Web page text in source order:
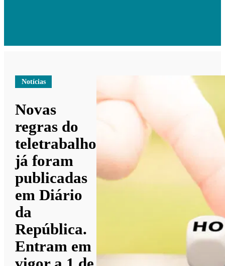
Notícias
Novas
regras do
teletrabalho
já foram
publicadas
em Diário
da
República.
Entram em